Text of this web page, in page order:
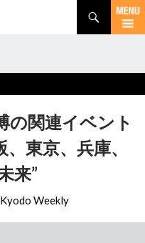
の関連イベント
東京、兵庫、
来”
Kyodo Weekly